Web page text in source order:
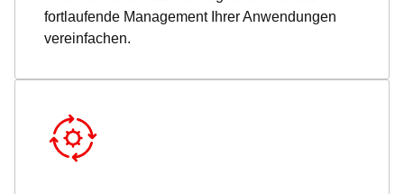
fortlaufende Management Ihrer Anwendungen
vereinfachen.